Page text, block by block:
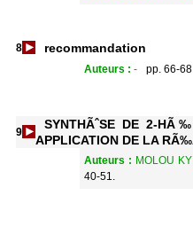
8 recommandation
Auteurs : - pp. 66-
9
SYNTHÃˆSE DE 2-
APPLICATION DE LA
Auteurs : MOLOU
40-51.